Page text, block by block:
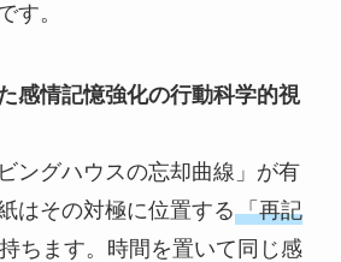
す。
感情記憶強化の行動科学的視
ングハウスの忘却曲線」が有
はその対極に位置する「再記
ちます。時間を置いて同じ感